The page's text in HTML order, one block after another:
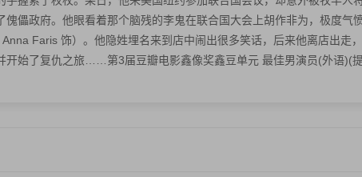
儡政府。他眼看着那个脑残的李鬼在联合国大会上胡作非为，极度气
Faris 饰）。他隐姓埋名来到店中闹出很多笑话，后来他离店出走
开始了复仇之旅……第3届豆瓣电影鑫像奖鑫豆单元 最佳男演员(外语)(